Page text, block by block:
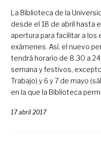
La Biblioteca de la
desde el 18 de abril hasta
apertura para facilitar a
exámenes. Así, el nuevo
tendrá horario de 8.30 a
semana y festivos,
Trabajo) y 6 y 7 de mayo
en la que la Biblioteca
17 abril 2017